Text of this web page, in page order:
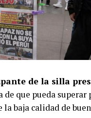
de la silla
que pueda superar
baja calidad de